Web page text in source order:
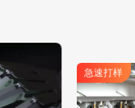
急速打样